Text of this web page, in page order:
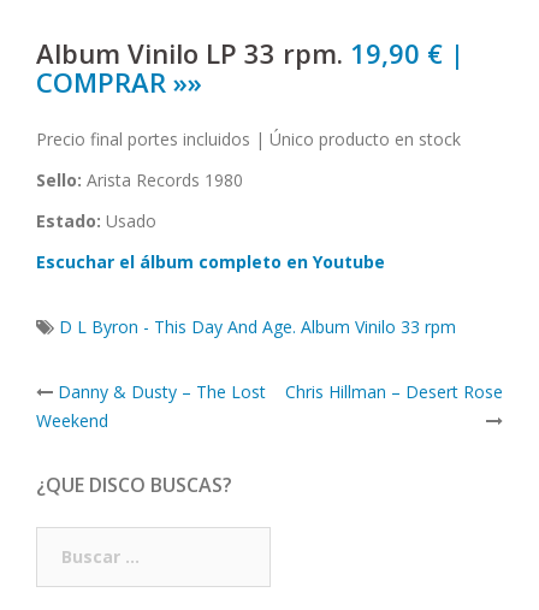
Album Vinilo LP 33 rpm. 19,90 € |
COMPRAR »»
Precio final portes incluidos | Único producto en stock
Sello: Arista Records 1980
Estado: Usado
Escuchar el álbum completo en Youtube
D L Byron - This Day And Age. Album Vinilo 33 rpm
Post
navigation
Danny & Dusty – The Lost
Weekend
Chris Hillman – Desert Rose
¿QUE DISCO BUSCAS?